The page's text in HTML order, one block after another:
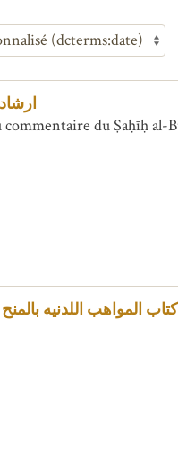
du Ṣaḥīḥ al-
كتاب المواهب اللدنيه